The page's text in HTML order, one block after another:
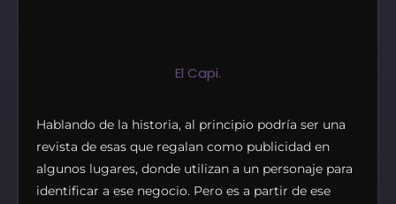
El Capi.
Hablando de la historia, al principio podría ser una
revista de esas que regalan como publicidad en
algunos lugares, donde utilizan a un personaje para
identificar a ese negocio. Pero es a partir de ese